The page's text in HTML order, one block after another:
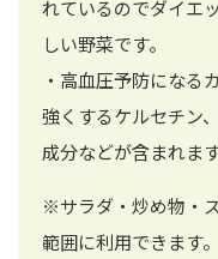
れているのでダイエ
しい野菜です。
・高血圧予防になる
強くするケルセチン
成分などが含まれます
※サラダ・炒め物・
範囲に利用できます。